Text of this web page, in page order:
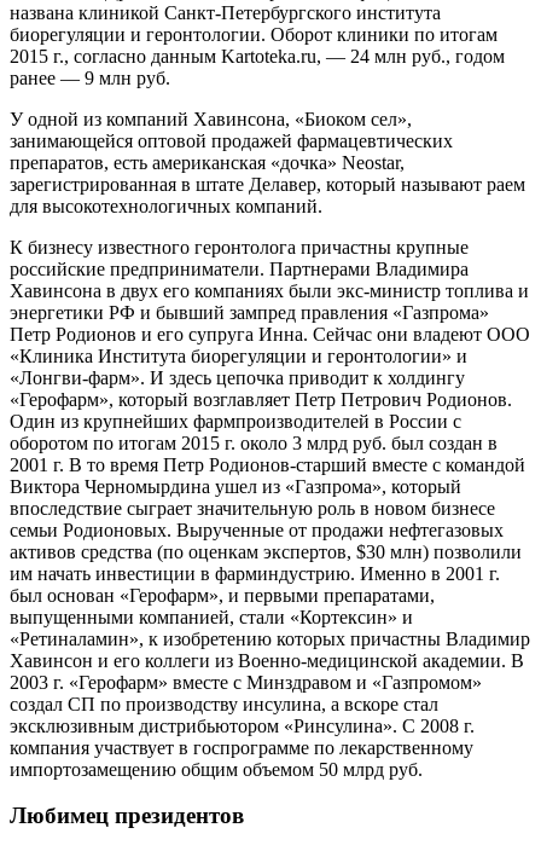
названа клиникой Санкт-Петербургского института
биорегуляции и геронтологии. Оборот клиники по итогам
2015 г., согласно данным Kartoteka.ru, — 24 млн руб., годом
ранее — 9 млн руб.
У одной из компаний Хавинсона, «Биоком сел»,
занимающейся оптовой продажей фармацевтических
препаратов, есть американская «дочка» Neostar,
зарегистрированная в штате Делавер, который называют раем
для высокотехнологичных компаний.
К бизнесу известного геронтолога причастны крупные
российские предприниматели. Партнерами Владимира
Хавинсона в двух его компаниях были экс-министр топлива и
энергетики РФ и бывший зампред правления «Газпрома»
Петр Родионов и его супруга Инна. Сейчас они владеют ООО
«Клиника Института биорегуляции и геронтологии» и
«Лонгви-фарм». И здесь цепочка приводит к холдингу
«Герофарм», который возглавляет Петр Петрович Родионов.
Один из крупнейших фармпроизводителей в России с
оборотом по итогам 2015 г. около 3 млрд руб. был создан в
2001 г. В то время Петр Родионов-старший вместе с командой
Виктора Черномырдина ушел из «Газпрома», который
впоследствие сыграет значительную роль в новом бизнесе
семьи Родионовых. Вырученные от продажи нефтегазовых
активов средства (по оценкам экспертов, $30 млн) позволили
им начать инвестиции в фарминдустрию. Именно в 2001 г.
был основан «Герофарм», и первыми препаратами,
выпущенными компанией, стали «Кортексин» и
«Ретиналамин», к изобретению которых причастны Владимир
Хавинсон и его коллеги из Военно-медицинской академии. В
2003 г. «Герофарм» вместе с Минздравом и «Газпромом»
создал СП по производству инсулина, а вскоре стал
эксклюзивным дистрибьютором «Ринсулина». С 2008 г.
компания участвует в госпрограмме по лекарственному
импортозамещению общим объемом 50 млрд руб.
Любимец президентов